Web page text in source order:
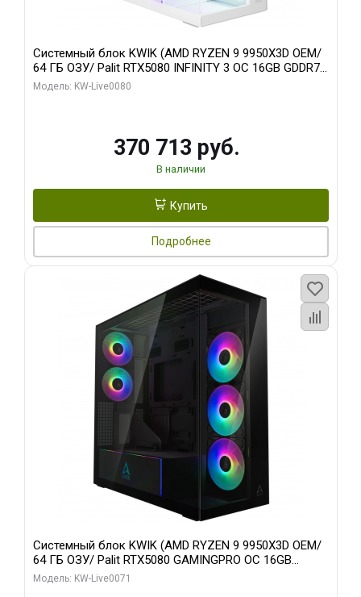
Системный блок KWIK (AMD RYZEN 9 9950X3D OEM/
64 ГБ ОЗУ/ Palit RTX5080 INFINITY 3 OC 16GB GDDR7
256bit 3xDP H/ 960 ГБ SSD)
Модель: KW-Live0080
370 713 руб.
В наличии
Купить
Подробнее
Системный блок KWIK (AMD RYZEN 9 9950X3D OEM/
64 ГБ ОЗУ/ Palit RTX5080 GAMINGPRO OC 16GB
GDDR7 256bit 3xDP HD/ 960 ГБ SSD)
Модель: KW-Live0071